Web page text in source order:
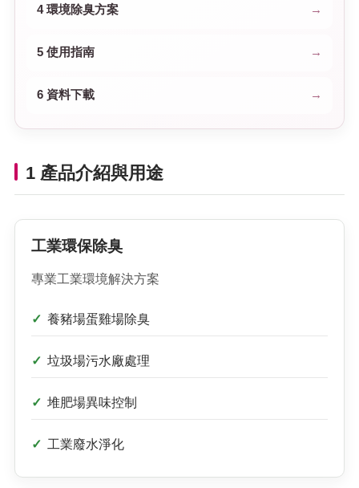
4 環境除臭方案
5 使用指南
6 資料下載
1 產品介紹與用途
工業環保除臭
專業工業環境解決方案
養豬場蛋雞場除臭
垃圾場污水廠處理
堆肥場異味控制
工業廢水淨化